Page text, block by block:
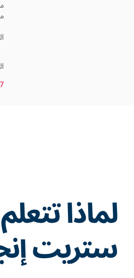
لماذا
ستريت